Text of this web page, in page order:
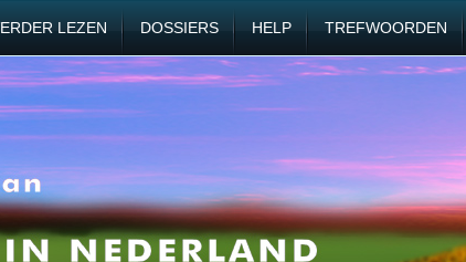
LEZEN DOSSIERS HELP TREFWOORDEN